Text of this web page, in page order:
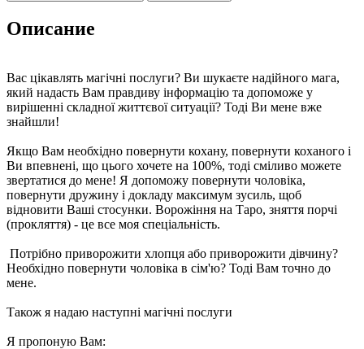
Описание
Вас цікавлять магічні послуги? Ви шукаєте надійного мага,
який надасть Вам правдиву інформацію та допоможе у
вирішенні складної життєвої ситуації? Тоді Ви мене вже
знайшли!
Якщо Вам необхідно повернути кохану, повернути коханого і
Ви впевнені, що цього хочете на 100%, тоді сміливо можете
звертатися до мене! Я допоможу повернути чоловіка,
повернути дружину і докладу максимум зусиль, щоб
відновити Ваші стосунки. Ворожіння на Таро, зняття порчі
(прокляття) - це все моя спеціальність.
Потрібно приворожити хлопця або приворожити дівчину?
Необхідно повернути чоловіка в сім'ю? Тоді Вам точно до
мене.
Також я надаю наступні магічні послуги
Я пропоную Вам: